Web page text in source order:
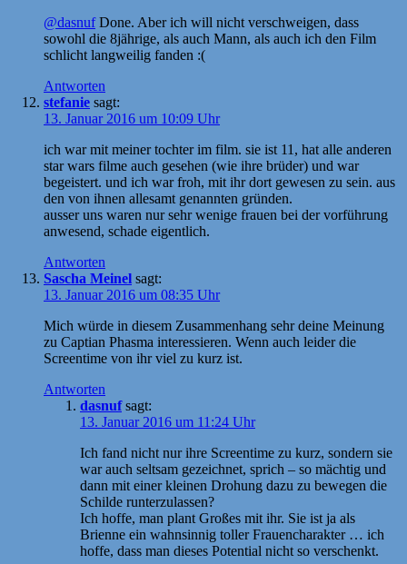
@dasnufDone. Aber ich will nicht verschweigen, dass
sowohl die 8jährige, als auch Mann, als auch ich den Film
schlicht langweilig fanden :(
Antworten
stefanie sagt:
13. Januar 2016 um 10:09 Uhr
ich war mit meiner tochter im film. sie ist 11, hat alle anderen
star wars filme auch gesehen (wie ihre brüder) und war
begeistert. und ich war froh, mit ihr dort gewesen zu sein. aus
den von ihnen allesamt genannten gründen.
ausser uns waren nur sehr wenige frauen bei der vorführung
anwesend, schade eigentlich.
Antworten
Sascha Meinel sagt:
13. Januar 2016 um 08:35 Uhr
Mich würde in diesem Zusammenhang sehr deine Meinung
zu Captian Phasma interessieren. Wenn auch leider die
Screentime von ihr viel zu kurz ist.
Antworten
dasnuf sagt:
13. Januar 2016 um 11:24 Uhr
Ich fand nicht nur ihre Screentime zu kurz, sondern sie
war auch seltsam gezeichnet, sprich – so mächtig und
dann mit einer kleinen Drohung dazu zu bewegen die
Schilde runterzulassen?
Ich hoffe, man plant Großes mit ihr. Sie ist ja als
Brienne ein wahnsinnig toller Frauencharakter … ich
hoffe, dass man dieses Potential nicht so verschenkt.